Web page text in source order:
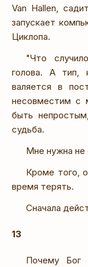
Van Hallen,
запускает
Циклопа.
"Что
голова. А тип,
валяется в
несовместим с
быть
судьба.
Мне нужна не
Кроме того,
время терять.
Сначала
13
Почему Бог